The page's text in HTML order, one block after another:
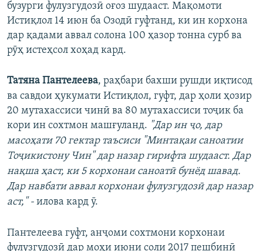
бузурги фулузгудозӣ оғоз шудааст. Мақомоти
Истиқлол 14 июн ба Озодӣ гуфтанд, ки ин корхона
дар қадами аввал солона 100 ҳазор тонна сурб ва
рӯҳ истеҳсол хоҳад кард.
Татяна Пантелеева, раҳбари бахши рушди иқтисод
ва савдои ҳукумати Истиқлол, гуфт, дар ҳоли ҳозир
20 мутахассиси чинӣ ва 80 мутахассиси тоҷик ба
кори ин сохтмон машғуланд. "Дар ин ҷо, дар
масоҳати 70 гектар таъсиси "Минтақаи саноатии
Тоҷикистону Чин" дар назар гирифта шудааст. Дар
нақша ҳаст, ки 5 корхонаи саноатӣ бунёд шавад.
Дар навбати аввал корхонаи фулузгудозӣ дар назар
аст," - илова кард ӯ.
Пантелеева гуфт, анҷоми сохтмони корхонаи
фулузгудозӣ дар моҳи июни соли 2017 пешбинӣ